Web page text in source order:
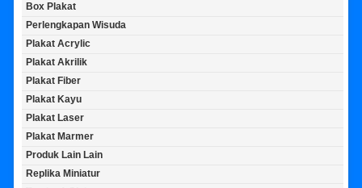
Box Plakat
Perlengkapan Wisuda
Plakat Acrylic
Plakat Akrilik
Plakat Fiber
Plakat Kayu
Plakat Laser
Plakat Marmer
Produk Lain Lain
Replika Miniatur